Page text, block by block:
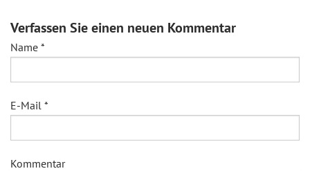
Verfassen Sie einen neuen Kommentar
Name *
E-Mail *
Kommentar